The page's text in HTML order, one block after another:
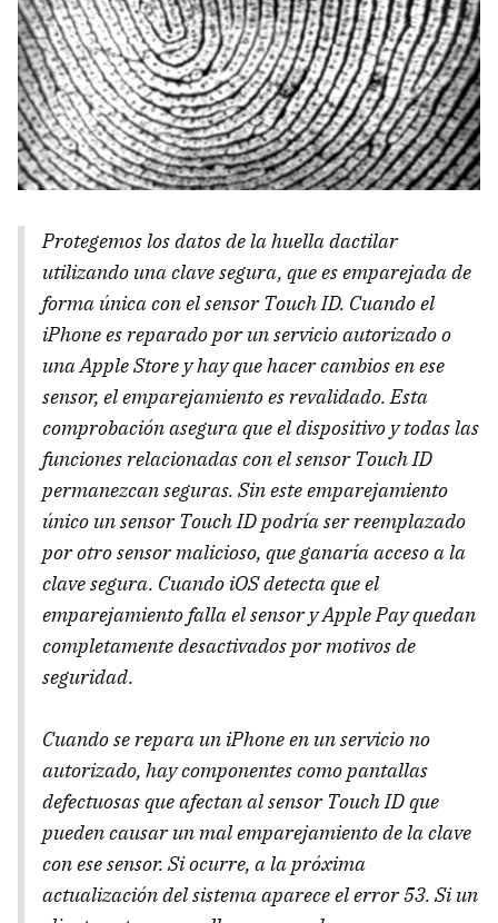
Protegemos los datos de la huella dactilar
utilizando una clave segura, que es emparejada de
forma única con el sensor Touch ID. Cuando el
iPhone es reparado por un servicio autorizado o
una Apple Store y hay que hacer cambios en ese
sensor, el emparejamiento es revalidado. Esta
comprobación asegura que el dispositivo y todas las
funciones relacionadas con el sensor Touch ID
permanezcan seguras. Sin este emparejamiento
único un sensor Touch ID podría ser reemplazado
por otro sensor malicioso, que ganaría acceso a la
clave segura. Cuando iOS detecta que el
emparejamiento falla el sensor y Apple Pay quedan
completamente desactivados por motivos de
seguridad.
Cuando se repara un iPhone en un servicio no
autorizado, hay componentes como pantallas
defectuosas que afectan al sensor Touch ID que
pueden causar un mal emparejamiento de la clave
con ese sensor. Si ocurre, a la próxima
actualización del sistema aparece el error 53. Si un